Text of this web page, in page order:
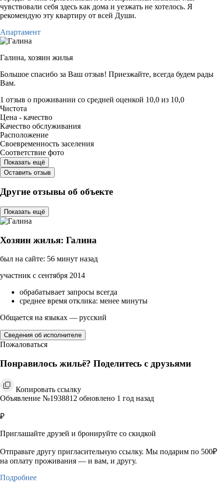
чувствовали себя здесь как дома и уезжать не хотелось. Я
рекомендую эту квартиру от всей Души.
Апартамент
Галина, хозяин жилья
Большое спасибо за Ваш отзыв! Приезжайте, всегда будем рады
Вам.
1 отзыв о проживании со средней оценкой 10,0 из 10,0
Чистота
Цена - качество
Качество обслуживания
Расположение
Своевременность заселения
Соответствие фото
Показать ещё
Оставить отзыв
Другие отзывы об объекте
Показать ещё
Хозяин жилья: Галина
был на сайте: 56 минут назад
участник с сентября 2014
обрабатывает запросы всегда
среднее время отклика: менее минуты
Общается на языках — русский
Сведения об исполнителе
Пожаловаться
Понравилось жильё? Поделитесь с друзьями
Копировать ссылку
Объявление №1938812 обновлено 1 год назад
₽
Приглашайте друзей и бронируйте со скидкой
Отправьте другу пригласительную ссылку. Мы подарим по 500₽
на оплату проживания — и вам, и другу.
Подробнее